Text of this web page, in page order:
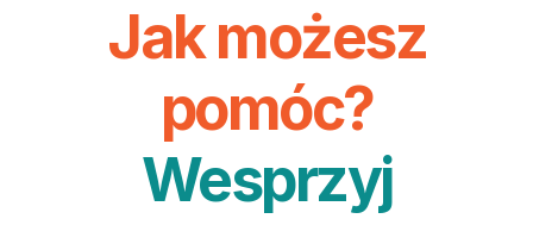
Jak możesz
pomóc?
Wesprzyj